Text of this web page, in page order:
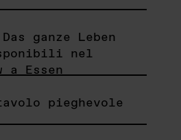
ganze Leben
nel
a Essen
pieghevole